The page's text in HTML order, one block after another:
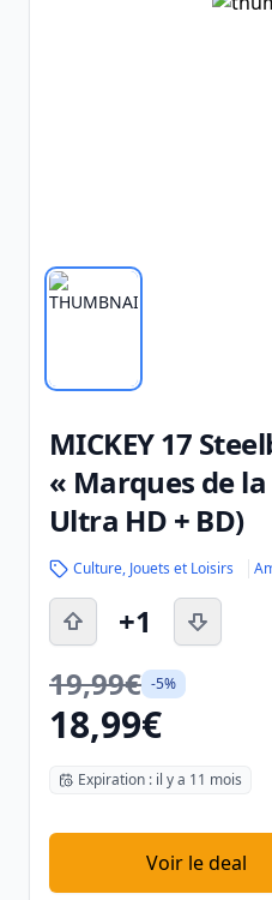
MICKEY 17
« Marques de
Ultra HD + BD)
Culture, Jouets et Loisirs
+1
19,99€ -5%
18,99€
Expiration : il y a 11 mois
Voir le deal